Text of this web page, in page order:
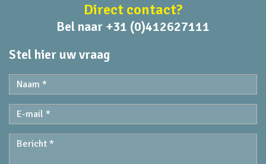
Direct contact?
Bel naar +31 (0)412627111
Stel hier uw vraag